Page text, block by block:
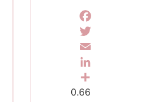
Facebook
Twitter
Email
LinkedIn
Share